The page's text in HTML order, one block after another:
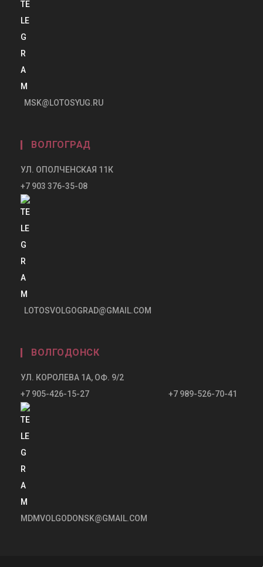
MSK@LOTOSYUG.RU
ВОЛГОГРАД
УЛ. ОПОЛЧЕНСКАЯ 11К
+7 903 376-35-08
LOTOSVOLGOGRAD@GMAIL.COM
ВОЛГОДОНСК
УЛ. КОРОЛЕВА 1А, ОФ. 9/2
+7 905-426-15-27 +7 989-526-70-41
MDMVOLGODONSK@GMAIL.COM